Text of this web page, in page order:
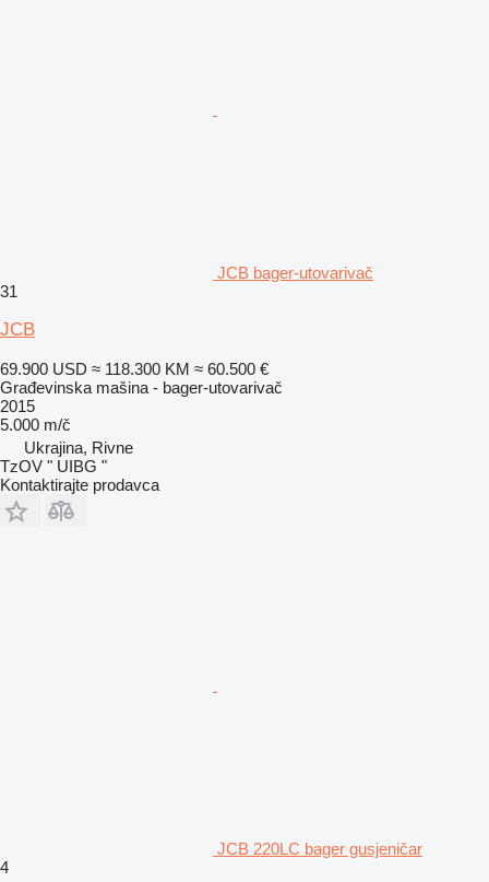
JCB bager-utovarivač
31
JCB
69.900 USD ≈ 118.300 KM ≈ 60.500 €
Građevinska mašina - bager-utovarivač
2015
5.000 m/č
Ukrajina, Rivne
TzOV " UIBG "
Kontaktirajte prodavca
JCB 220LC bager gusjeničar
4